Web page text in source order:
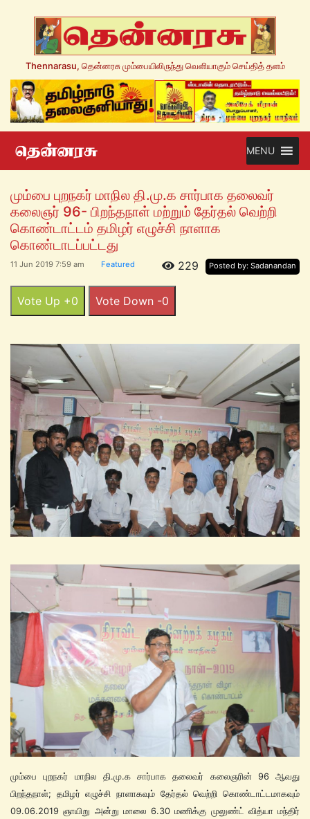
Thennarasu, தென்னரசு மும்பையிலிருந்து வெளியாகும் செய்தித் தளம்
MENU
மும்பை புறநகர் மாநில தி.மு.க சார்பாக தலைவர்
கலைஞர் 96- பிறந்தநாள் மற்றும் தேர்தல் வெற்றி
கொண்டாட்டம் தமிழர் எழுச்சி நாளாக
கொண்டாடப்பட்டது
11 Jun 2019 7:59 am Featured Posted by: Sadanandan
229
Vote Up +0 Vote Down -0
மும்பை புறநகர் மாநில தி.மு.க சார்பாக தலைவர் கலைஞரின் 96 ஆவது
பிறந்தநாள்; தமிழர் எழுச்சி நாளாகவும் தேர்தல் வெற்றி கொண்டாட்டமாகவும்
09.06.2019 ஞாயிறு அன்று மாலை 6.30 மணிக்கு முலுண்ட் வித்யா மந்திர்